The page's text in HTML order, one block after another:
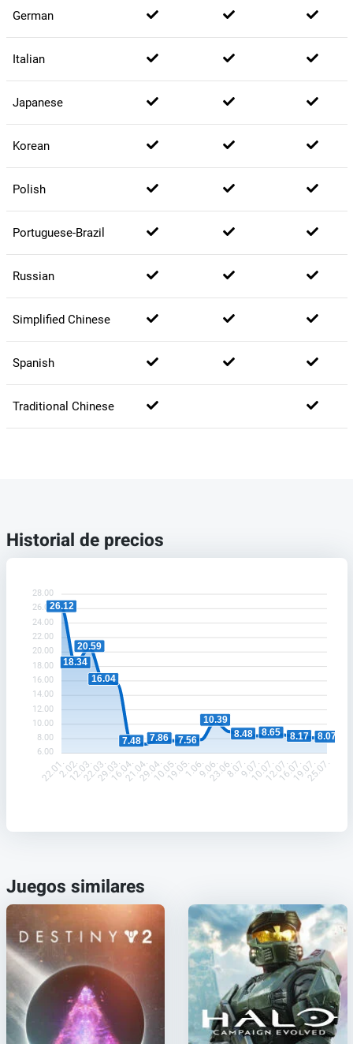
German
Italian
Japanese
Korean
Polish
Portuguese-Brazil
Russian
Simplified Chinese
Spanish
Traditional Chinese
Historial de precios
28.00
26.00
24.00
22.00
20.00
18.00
16.00
14.00
12.00
10.00
8.00
6.00
26.12
18.34
20.59
16.04
7.48 7.86 7.56
10.39
8.48
8.65 8.17 8.07
22.01.2.02.12.03.22.03.29.03.16.04.21.04.29.04.10.05.19.05.1.06.9.06.23.06.8.07.9.07.10.07.12.07.16.07.19.07.25.07.
Juegos similares